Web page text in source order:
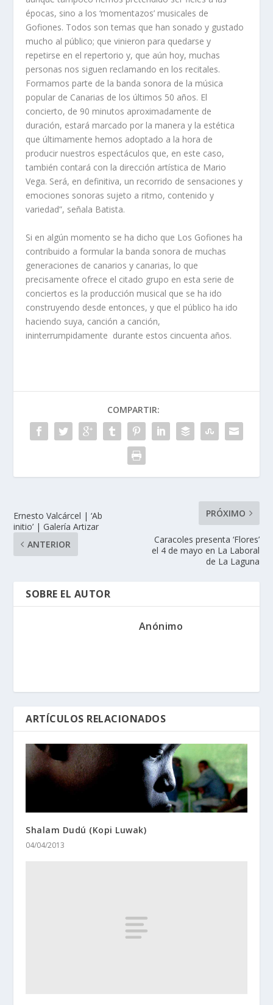
épocas, sino a los ‘momentazos’ musicales de
Gofiones. Todos son temas que han sonado y gustado
mucho al público; que vinieron para quedarse y
repetirse en el repertorio y, que aún hoy, muchas
personas nos siguen reclamando en los recitales.
Formamos parte de la banda sonora de la música
popular de Canarias de los últimos 50 años. El
concierto, de 90 minutos aproximadamente de
duración, estará marcado por la manera y la estética
que últimamente hemos adoptado a la hora de
producir nuestros espectáculos que, en este caso,
también contará con la dirección artística de Mario
Vega. Será, en definitiva, un recorrido de sensaciones y
emociones sonoras sujeto a ritmo, contenido y
variedad”, señala Batista.
Si en algún momento se ha dicho que Los Gofiones ha
contribuido a formular la banda sonora de muchas
generaciones de canarios y canarias, lo que
precisamente ofrece el citado grupo en esta serie de
conciertos es la producción musical que se ha ido
construyendo desde entonces, y que el público ha ido
haciendo suya, canción a canción,
ininterrumpidamente durante estos cincuenta años.
COMPARTIR:
Ernesto Valcárcel | ‘Ab
initio’ | Galería Artizar
ANTERIOR
PRÓXIMO
Caracoles presenta ‘Flores’
el 4 de mayo en La Laboral
de La Laguna
SOBRE EL AUTOR
Anónimo
ARTÍCULOS RELACIONADOS
Shalam Dudú (Kopi Luwak)
04/04/2013